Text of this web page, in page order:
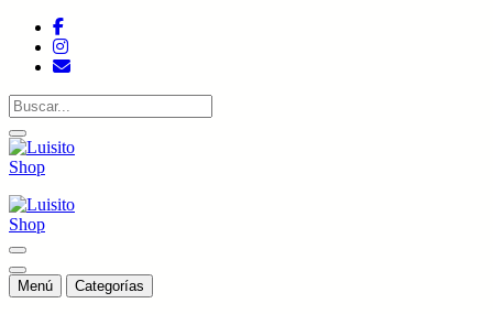
Saltar
contenido
Tienda de colecciones
Menú Categorías